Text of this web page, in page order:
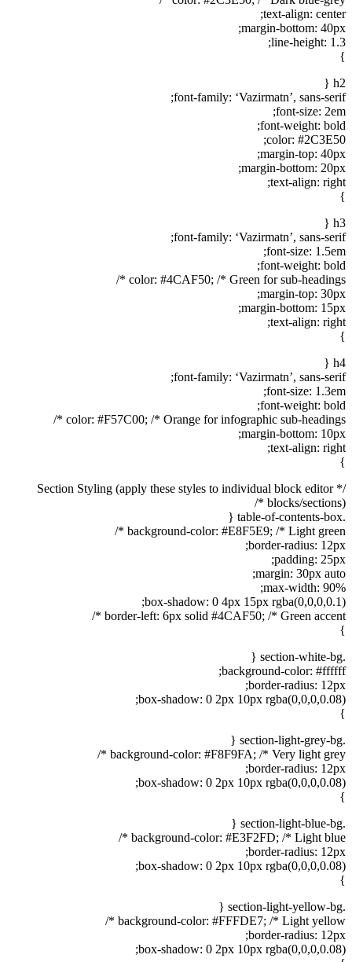
text-align: center;
margin-bottom: 40px;
line-height: 1.3;
}
h2 {
font-family: ‘Vazirmatn’, sans-serif;
font-size: 2em;
font-weight: bold;
color: #2C3E50;
margin-top: 40px;
margin-bottom: 20px;
text-align: right;
}
h3 {
font-family: ‘Vazirmatn’, sans-serif;
font-size: 1.5em;
font-weight: bold;
color: #4CAF50; /* Green for sub-headings */
margin-top: 30px;
margin-bottom: 15px;
text-align: right;
}
h4 {
font-family: ‘Vazirmatn’, sans-serif;
font-size: 1.3em;
font-weight: bold;
color: #F57C00; /* Orange for infographic sub-headings */
margin-bottom: 10px;
text-align: right;
}
/* Section Styling (apply these styles to individual block editor
blocks/sections) */
.table-of-contents-box {
background-color: #E8F5E9; /* Light green */
border-radius: 12px;
padding: 25px;
margin: 30px auto;
max-width: 90%;
box-shadow: 0 4px 15px rgba(0,0,0,0.1);
border-left: 6px solid #4CAF50; /* Green accent */
}
.section-white-bg {
background-color: #ffffff;
border-radius: 12px;
box-shadow: 0 2px 10px rgba(0,0,0,0.08);
}
.section-light-grey-bg {
background-color: #F8F9FA; /* Very light grey */
border-radius: 12px;
box-shadow: 0 2px 10px rgba(0,0,0,0.08);
}
.section-light-blue-bg {
background-color: #E3F2FD; /* Light blue */
border-radius: 12px;
box-shadow: 0 2px 10px rgba(0,0,0,0.08);
}
.section-light-yellow-bg {
background-color: #FFFDE7; /* Light yellow */
border-radius: 12px;
box-shadow: 0 2px 10px rgba(0,0,0,0.08);